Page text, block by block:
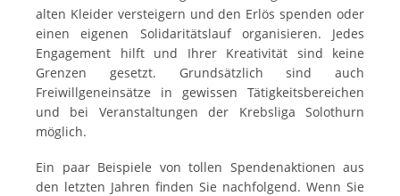
alten Kleider versteigern und den Erlös spenden oder
einen eigenen Solidaritätslauf organisieren. Jedes
Engagement hilft und Ihrer Kreativität sind keine
Grenzen gesetzt. Grundsätzlich sind auch
Freiwillgeneinsätze in gewissen Tätigkeitsbereichen
und bei Veranstaltungen der Krebsliga Solothurn
möglich.
Ein paar Beispiele von tollen Spendenaktionen aus
den letzten Jahren finden Sie nachfolgend. Wenn Sie